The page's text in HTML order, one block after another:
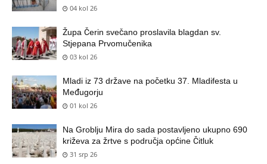
04 kol 26
Župa Čerin svečano proslavila blagdan sv.
Stjepana Prvomučenika
03 kol 26
Mladi iz 73 države na početku 37. Mladifesta u
Međugorju
01 kol 26
Na Groblju Mira do sada postavljeno ukupno 690
križeva za žrtve s područja općine Čitluk
31 srp 26